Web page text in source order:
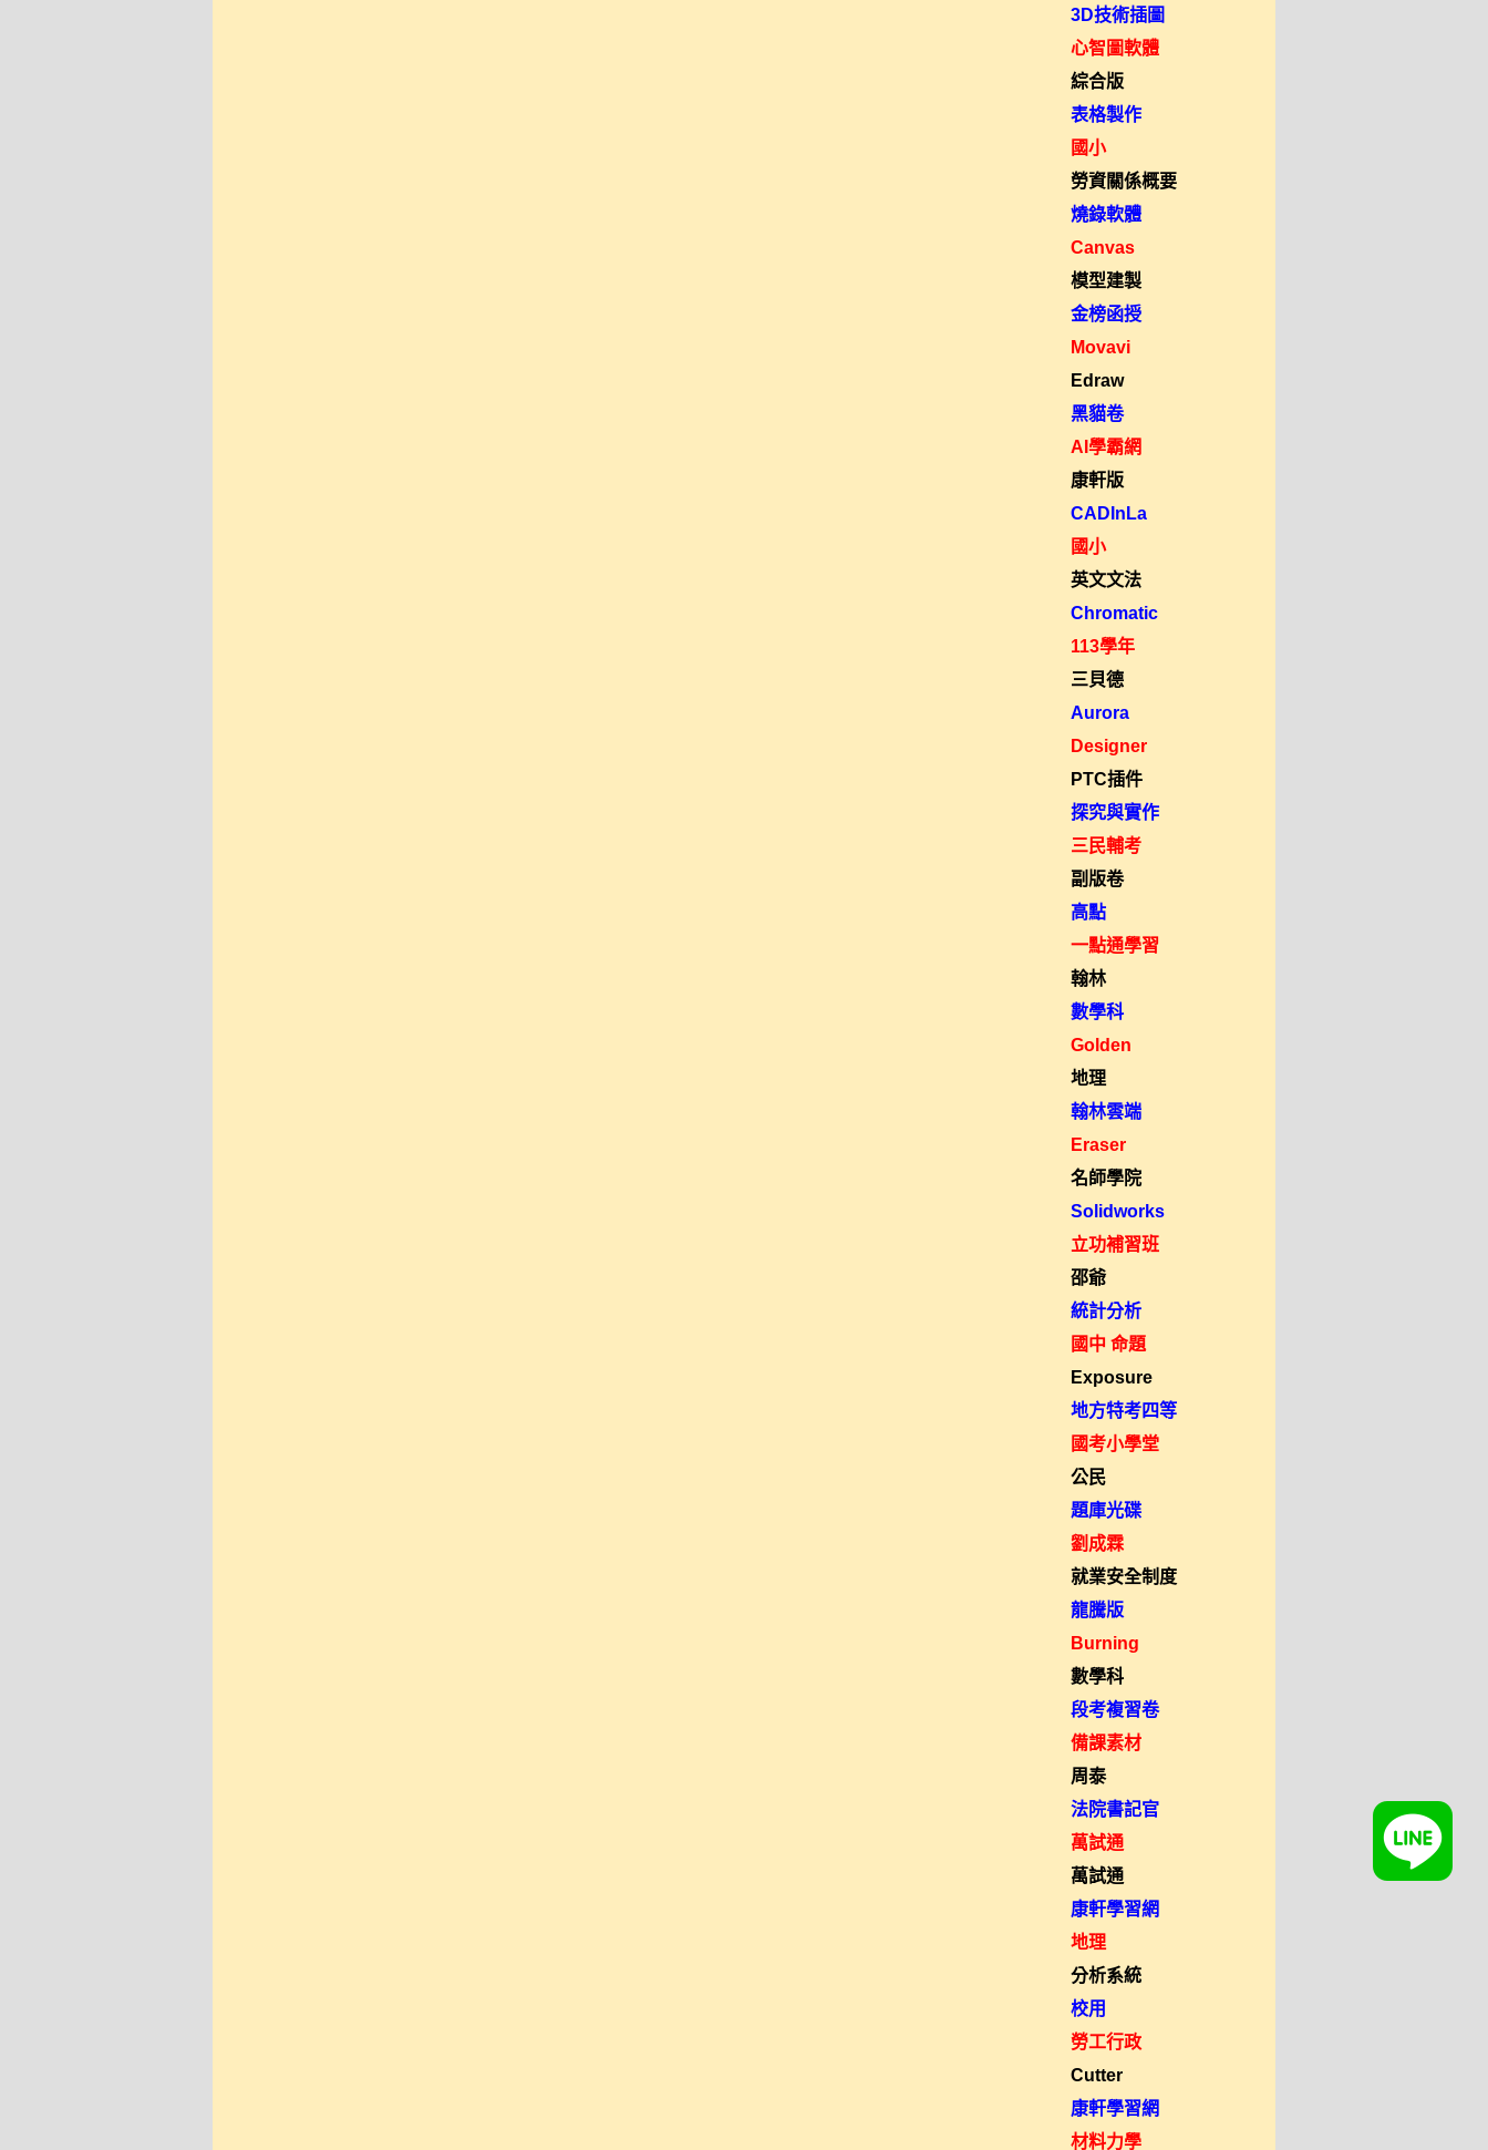
3D技術插圖
心智圖軟體
綜合版
表格製作
國小
勞資關係概要
燒錄軟體
Canvas
模型建製
金榜函授
Movavi
Edraw
黑貓卷
AI學霸網
康軒版
CADInLa
國小
英文文法
Chromatic
113學年
三貝德
Aurora
Designer
PTC插件
探究與實作
三民輔考
副版卷
高點
一點通學習
翰林
數學科
Golden
地理
翰林雲端
Eraser
名師學院
Solidworks
立功補習班
邵爺
統計分析
國中 命題
Exposure
地方特考四等
國考小學堂
公民
題庫光碟
劉成霖
就業安全制度
龍騰版
Burning
數學科
段考複習卷
備課素材
周泰
法院書記官
萬試通
萬試通
康軒學習網
地理
分析系統
校用
勞工行政
Cutter
康軒學習網
材料力學